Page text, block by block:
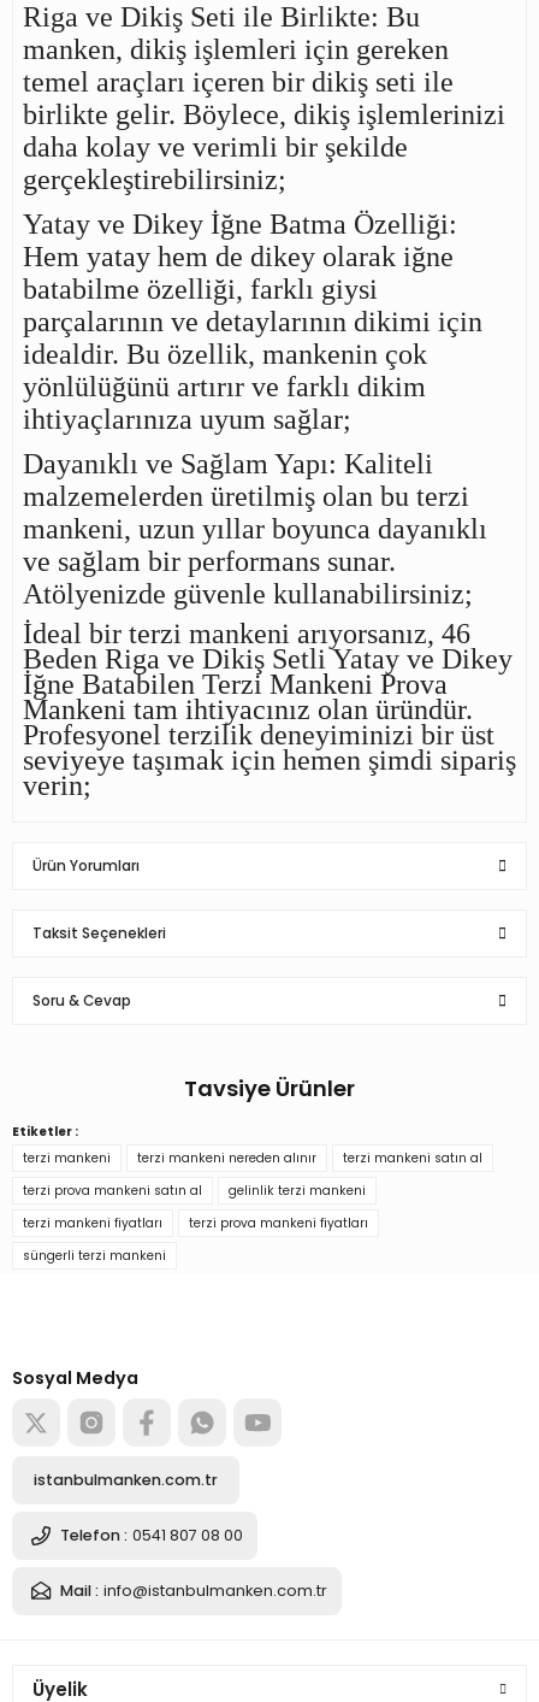
Riga ve Dikiş Seti ile Birlikte: Bu
manken, dikiş işlemleri için gereken
temel araçları içeren bir dikiş seti ile
birlikte gelir. Böylece, dikiş işlemlerinizi
daha kolay ve verimli bir şekilde
gerçekleştirebilirsiniz;
Yatay ve Dikey İğne Batma Özelliği:
Hem yatay hem de dikey olarak iğne
batabilme özelliği, farklı giysi
parçalarının ve detaylarının dikimi için
idealdir. Bu özellik, mankenin çok
yönlülüğünü artırır ve farklı dikim
ihtiyaçlarınıza uyum sağlar;
Dayanıklı ve Sağlam Yapı: Kaliteli
malzemelerden üretilmiş olan bu terzi
mankeni, uzun yıllar boyunca dayanıklı
ve sağlam bir performans sunar.
Atölyenizde güvenle kullanabilirsiniz;
İdeal bir terzi mankeni arıyorsanız, 46
Beden Riga ve Dikiş Setli Yatay ve Dikey
İğne Batabilen Terzi Mankeni Prova
Mankeni tam ihtiyacınız olan üründür.
Profesyonel terzilik deneyiminizi bir üst
seviyeye taşımak için hemen şimdi sipariş
verin;
Ürün Yorumları
Taksit Seçenekleri
Soru & Cevap
Ürün hakkında henüz soru sorulmamış.
Soru Sor
Tavsiye Ürünler
4.547,74 TL
Riga - Dikiş Setli Yatay ve Dikey İğne Batan Terzi Mankeni
Riga - Dikiş Setli Yatay ve Dikey İğne Batan Terzi Mankeni
Etiketler :
terzi mankeni
terzi mankeni nereden alınır
terzi mankeni satın al
terzi prova mankeni satın al
gelinlik terzi mankeni
terzi mankeni fiyatları
terzi prova mankeni fiyatları
süngerli terzi mankeni
Sosyal Medya
istanbulmanken.com.tr
Telefon : 0541 807 08 00
Mail : info@istanbulmanken.com.tr
Üyelik